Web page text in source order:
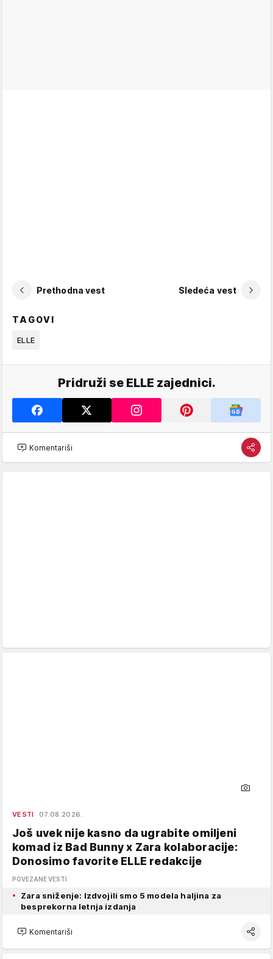
Prethodna vest Sledeća vest
TAGOVI
ELLE
Pridruži se ELLE zajednici.
Komentariši
VESTI 07.08.2026.
Još uvek nije kasno da ugrabite omiljeni
komad iz Bad Bunny x Zara kolaboracije:
Donosimo favorite ELLE redakcije
POVEZANE VESTI
Zara sniženje: Izdvojili smo 5 modela haljina za
besprekorna letnja izdanja
Komentariši